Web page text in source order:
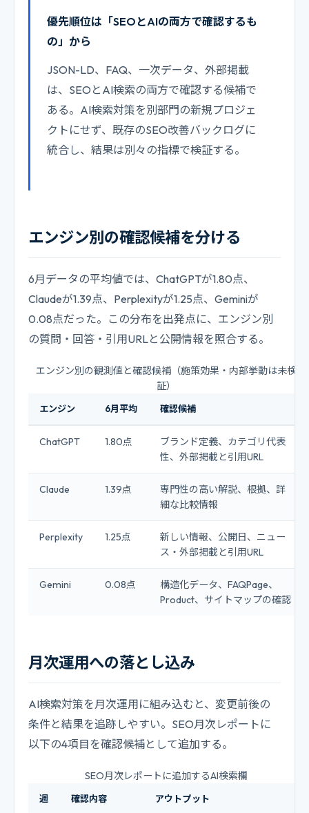
優先順位は「SEOとAIの両方で確認するも
の」から
JSON-LD、FAQ、一次データ、外部掲載
は、SEOとAI検索の両方で確認する候補で
ある。AI検索対策を別部門の新規プロジェ
クトにせず、既存のSEO改善バックログに
統合し、結果は別々の指標で検証する。
エンジン別の確認候補を分ける
6月データの平均値では、ChatGPTが1.80点、
Claudeが1.39点、Perplexityが1.25点、Geminiが
0.08点だった。この分布を出発点に、エンジン別
の質問・回答・引用URLと公開情報を照合する。
エンジン別の観測値と確認候補（施策効果・内部挙動は未検
証）
エンジン 6月平均 確認候補
ChatGPT 1.80点
ブランド定義、カテゴリ代表
性、外部掲載と引用URL
Claude 1.39点
専門性の高い解説、根拠、詳
細な比較情報
Perplexity 1.25点
新しい情報、公開日、ニュー
ス・外部掲載と引用URL
Gemini 0.08点
構造化データ、FAQPage、
Product、サイトマップの確認
月次運用への落とし込み
AI検索対策を月次運用に組み込むと、変更前後の
条件と結果を追跡しやすい。SEO月次レポートに
以下の4項目を確認候補として追加する。
SEO月次レポートに追加するAI検索欄
週 確認内容 アウトプット